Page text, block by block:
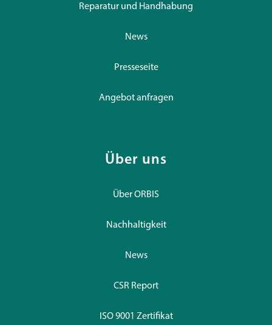
Reparatur und Handhabung
News
Presseseite
Angebot anfragen
Über uns
Über ORBIS
Nachhaltigkeit
News
CSR Report
ISO 9001 Zertifikat